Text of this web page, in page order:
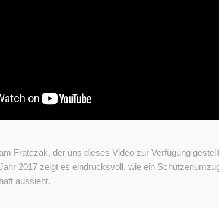
Fratczak, der uns dieses Video zur Verfügung
2017 zeigt es eindrucksvoll, wie ein
aussieht.